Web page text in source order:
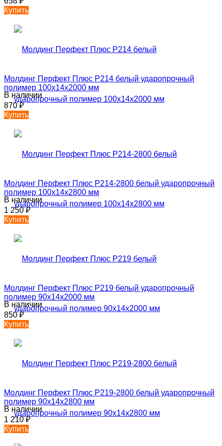
Купить
Молдинг Перфект Плюс P214 белый ударопрочный
полимер 100х14х2000 мм
В наличии
870₽
Купить
Молдинг Перфект Плюс P214-2800 белый ударопрочный
полимер 100х14х2800 мм
В наличии
1 250₽
Купить
Молдинг Перфект Плюс P219 белый ударопрочный
полимер 90х14х2000 мм
В наличии
850₽
Купить
Молдинг Перфект Плюс P219-2800 белый ударопрочный
полимер 90х14х2800 мм
В наличии
1 210₽
Купить